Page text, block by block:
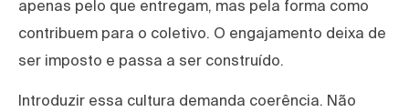
apenas pelo que entregam, mas pela forma como
contribuem para o coletivo. O engajamento deixa de
ser imposto e passa a ser construído.
Introduzir essa cultura demanda coerência. Não